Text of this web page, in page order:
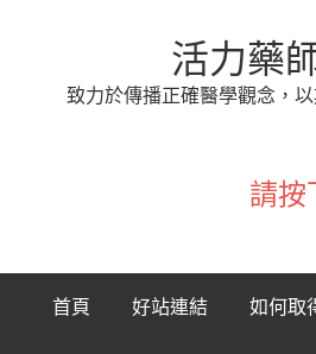
活力藥
致力於傳播正確醫學觀念，
請按
首頁 好站連結 如何取